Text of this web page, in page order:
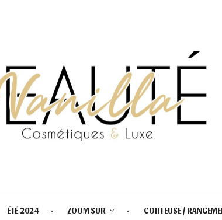
ÉTÉ 2024 ZOOM SUR COIFFEUSE /